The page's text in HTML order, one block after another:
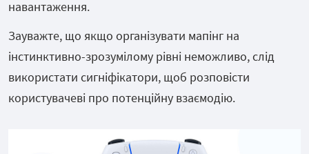
навантаження.
Зауважте, що якщо організувати мапінг на
інстинктивно-зрозумілому рівні неможливо, слід
використати сигніфікатори, щоб розповісти
користувачеві про потенційну взаємодію.